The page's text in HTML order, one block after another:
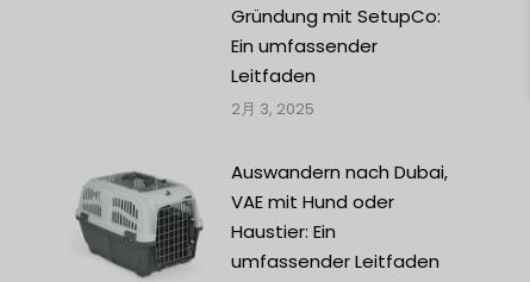
Gründung mit SetupCo:
Ein umfassender
Leitfaden
2月 3, 2025
Auswandern nach Dubai,
VAE mit Hund oder
Haustier: Ein
umfassender Leitfaden